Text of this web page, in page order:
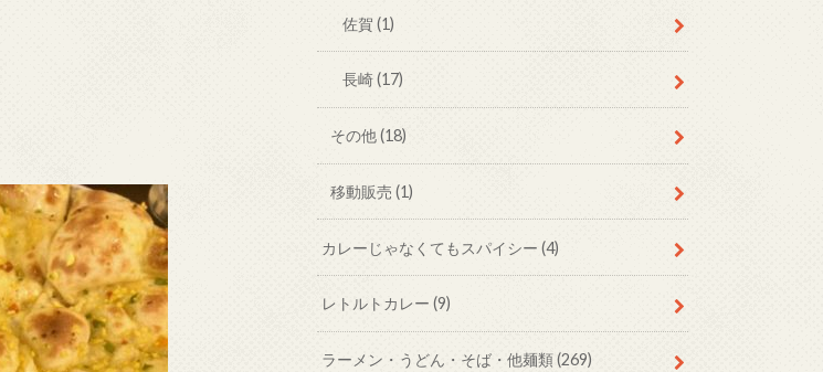
佐賀(1)
長崎(17)
その他(18)
移動販売 (1)
カレーじゃなくてもスパイシー(4)
レトルトカレー(9)
ラーメン・うどん・そば・他麺類(269)